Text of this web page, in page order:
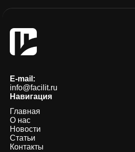
E-mail:
info@facilit.ru
Навигация
Главная
О нас
Новости
Статьи
Контакты